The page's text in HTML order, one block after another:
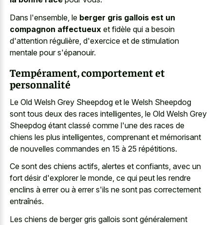
Dans l'ensemble, le berger gris gallois est un
compagnon affectueux et fidèle qui a besoin
d'attention régulière, d'exercice et de stimulation
mentale pour s'épanouir.
Tempérament, comportement et
personnalité
Le Old Welsh Grey Sheepdog et le Welsh Sheepdog
sont tous deux des races intelligentes, le Old Welsh Grey
Sheepdog étant classé comme l'une des races de
chiens les plus intelligentes, comprenant et mémorisant
de nouvelles commandes en 15 à 25 répétitions.
Ce sont des chiens actifs, alertes et confiants, avec un
fort désir d'explorer le monde, ce qui peut les rendre
enclins à errer ou à errer s'ils ne sont pas correctement
entraînés.
Les chiens de berger gris gallois sont généralement